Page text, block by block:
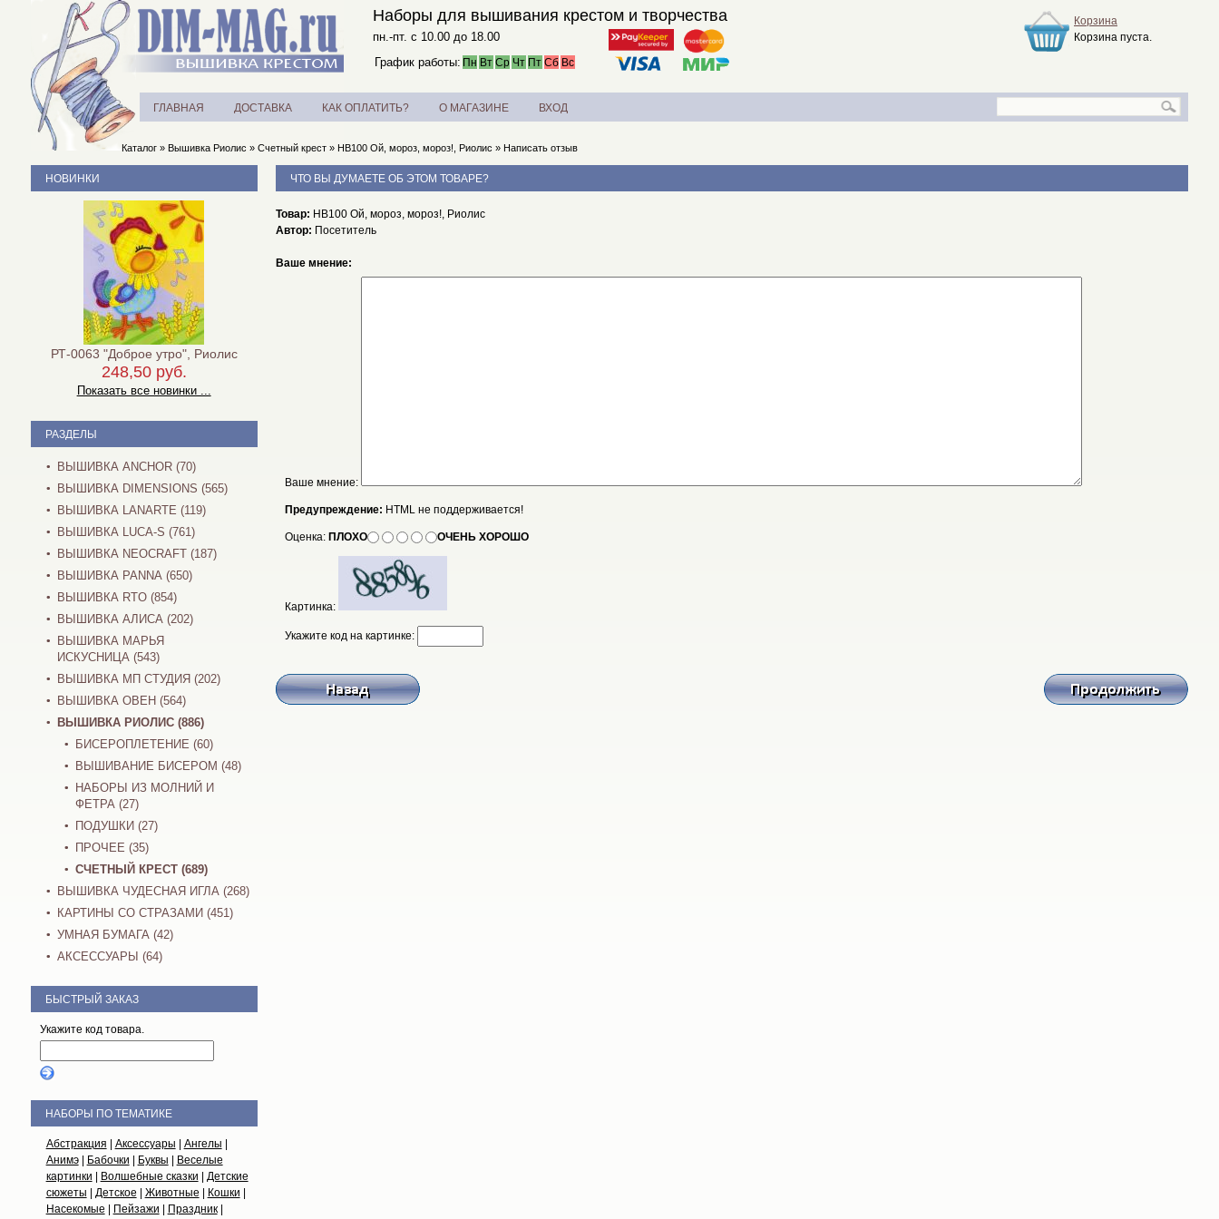
Наборы для вышивания крестом и творчества
пн.-пт. с 10.00 до 18.00
График работы: Пн Вт Ср Чт Пт Сб Вс
Корзина
Корзина пуста.
ГЛАВНАЯ ДОСТАВКА КАК ОПЛАТИТЬ? О МАГАЗИНЕ ВХОД
Каталог» Вышивка Риолис » Счетный крест» НВ100 Ой, мороз, мороз!, Риолис » Написать отзыв
ЧТО ВЫ ДУМАЕТЕ ОБ ЭТОМ ТОВАРЕ?
Товар: НВ100 Ой, мороз, мороз!, Риолис
Автор: Посетитель
Ваше мнение:
Ваше мнение:
Предупреждение: HTML не поддерживается!
Оценка: ПЛОХО ОЧЕНЬ ХОРОШО
Картинка:
Укажите код на картинке:
НОВИНКИ
РТ-0063 "Доброе утро", Риолис
248,50 руб.
Показать все новинки ...
РАЗДЕЛЫ
ВЫШИВКА ANCHOR (70)
ВЫШИВКА DIMENSIONS (565)
ВЫШИВКА LANARTE (119)
ВЫШИВКА LUCA-S (761)
ВЫШИВКА NEOCRAFT (187)
ВЫШИВКА PANNA (650)
ВЫШИВКА RTO (854)
ВЫШИВКА АЛИСА (202)
ВЫШИВКА МАРЬЯ
ИСКУСНИЦА (543)
ВЫШИВКА МП СТУДИЯ (202)
ВЫШИВКА ОВЕН (564)
ВЫШИВКА РИОЛИС (886)
БИСЕРОПЛЕТЕНИЕ (60)
ВЫШИВАНИЕ БИСЕРОМ (48)
НАБОРЫ ИЗ МОЛНИЙ И
ФЕТРА (27)
ПОДУШКИ (27)
ПРОЧЕЕ (35)
СЧЕТНЫЙ КРЕСТ (689)
ВЫШИВКА ЧУДЕСНАЯ ИГЛА (268)
КАРТИНЫ СО СТРАЗАМИ (451)
УМНАЯ БУМАГА (42)
АКСЕССУАРЫ (64)
БЫСТРЫЙ ЗАКАЗ
Укажите код товара.
НАБОРЫ ПО ТЕМАТИКЕ
Абстракция Аксессуары Ангелы
Анимэ| Бабочки Буквы
Веселые
картинки
Волшебные сказки
Детские
сюжеты
Детское Животные Кошки
Насекомые
Пейзажи Праздник|